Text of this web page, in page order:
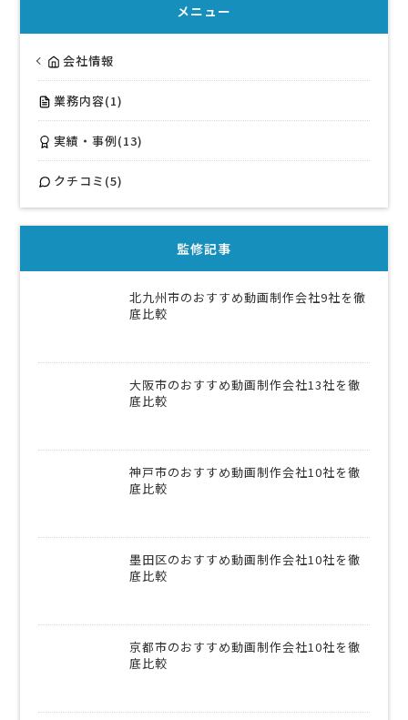
メニュー
会社情報
業務内容(1)
実績・事例(13)
クチコミ(5)
監修記事
北九州市のおすすめ動画制作会社9社を徹
底比較
大阪市のおすすめ動画制作会社13社を徹
底比較
神戸市のおすすめ動画制作会社10社を徹
底比較
墨田区のおすすめ動画制作会社10社を徹
底比較
京都市のおすすめ動画制作会社10社を徹
底比較